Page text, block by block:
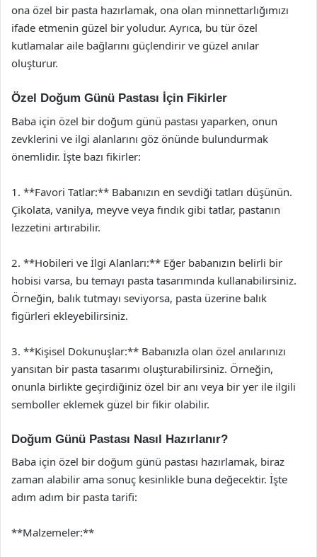
ona özel bir pasta hazırlamak, ona olan minnettarlığımızı
ifade etmenin güzel bir yoludur. Ayrıca, bu tür özel
kutlamalar aile bağlarını güçlendirir ve güzel anılar
oluşturur.
Özel Doğum Günü Pastası İçin Fikirler
Baba için özel bir doğum günü pastası yaparken, onun
zevklerini ve ilgi alanlarını göz önünde bulundurmak
önemlidir. İşte bazı fikirler:
1. **Favori Tatlar:** Babanızın en sevdiği tatları düşünün.
Çikolata, vanilya, meyve veya fındık gibi tatlar, pastanın
lezzetini artırabilir.
2. **Hobileri ve İlgi Alanları:** Eğer babanızın belirli bir
hobisi varsa, bu temayı pasta tasarımında kullanabilirsiniz.
Örneğin, balık tutmayı seviyorsa, pasta üzerine balık
figürleri ekleyebilirsiniz.
3. **Kişisel Dokunuşlar:** Babanızla olan özel anılarınızı
yansıtan bir pasta tasarımı oluşturabilirsiniz. Örneğin,
onunla birlikte geçirdiğiniz özel bir anı veya bir yer ile ilgili
semboller eklemek güzel bir fikir olabilir.
Doğum Günü Pastası Nasıl Hazırlanır?
Baba için özel bir doğum günü pastası hazırlamak, biraz
zaman alabilir ama sonuç kesinlikle buna değecektir. İşte
adım adım bir pasta tarifi:
**Malzemeler:**